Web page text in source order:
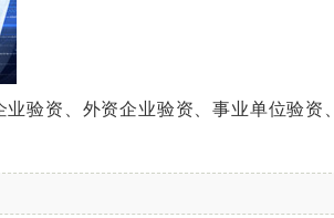
验资、外资企业验资、事业单位验资